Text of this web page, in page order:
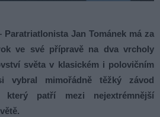
Paratriatlonista Jan Tománek má za
ve své přípravě na dva vrcholy
světa v klasickém i polovičním
vybral mimořádně těžký závod
který patří mezi nejextrémnější